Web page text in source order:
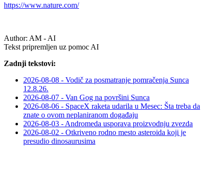
https://www.nature.com/
Author: AM - AI
Tekst pripremljen uz pomoc AI
Zadnji tekstovi:
2026-08-08 - Vodič za posmatranje pomračenja Sunca
12.8.26.
2026-08-07 - Van Gog na površini Sunca
2026-08-06 - SpaceX raketa udarila u Mesec: Šta treba da
znate o ovom neplaniranom događaju
2026-08-03 - Andromeda usporava proizvodnju zvezda
2026-08-02 - Otkriveno rodno mesto asteroida koji je
presudio dinosaurusima